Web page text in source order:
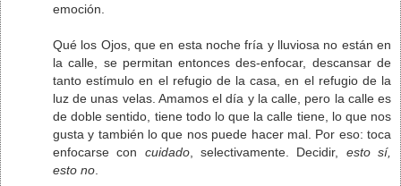
emoción.
Qué los Ojos, que en esta noche fría y lluviosa no están en
la calle, se permitan entonces des-enfocar, descansar de
tanto estímulo en el refugio de la casa, en el refugio de la
luz de unas velas. Amamos el día y la calle, pero la calle es
de doble sentido, tiene todo lo que la calle tiene, lo que nos
gusta y también lo que nos puede hacer mal. Por eso: toca
enfocarse con cuidado, selectivamente. Decidir, esto sí,
esto no